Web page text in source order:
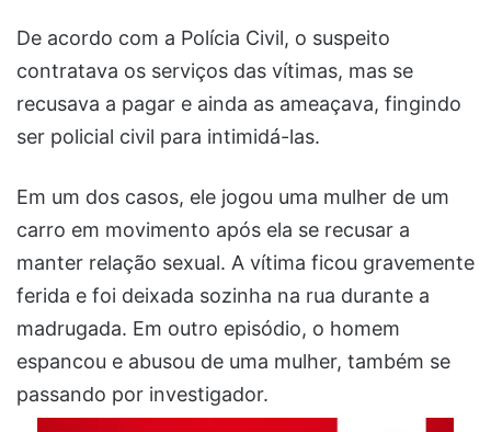
De acordo com a Polícia Civil, o suspeito
contratava os serviços das vítimas, mas se
recusava a pagar e ainda as ameaçava, fingindo
ser policial civil para intimidá-las.
Em um dos casos, ele jogou uma mulher de um
carro em movimento após ela se recusar a
manter relação sexual. A vítima ficou gravemente
ferida e foi deixada sozinha na rua durante a
madrugada. Em outro episódio, o homem
espancou e abusou de uma mulher, também se
passando por investigador.